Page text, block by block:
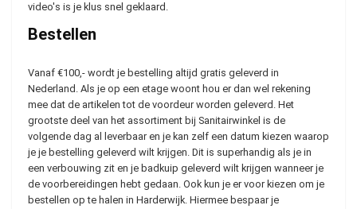
video's is je klus snel geklaard.
Bestellen
Vanaf €100,- wordt je bestelling altijd gratis geleverd in
Nederland. Als je op een etage woont hou er dan wel rekening
mee dat de artikelen tot de voordeur worden geleverd. Het
grootste deel van het assortiment bij Sanitairwinkel is de
volgende dag al leverbaar en je kan zelf een datum kiezen waarop
je je bestelling geleverd wilt krijgen. Dit is superhandig als je in
een verbouwing zit en je badkuip geleverd wilt krijgen wanneer je
de voorbereidingen hebt gedaan. Ook kun je er voor kiezen om je
bestellen op te halen in Harderwijk. Hiermee bespaar je